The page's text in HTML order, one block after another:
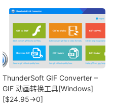
ThunderSoft GIF Converter –
GIF 动画转换工具[Windows]
[$24.95→0]